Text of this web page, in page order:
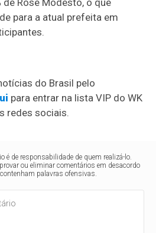
Rose Modesto, o que
para a atual prefeita em
do Brasil pelo
para entrar na lista VIP do WK
redes sociais.
é de responsabilidade de quem realizá-lo.
ou eliminar comentários em desacordo
palavras ofensivas.